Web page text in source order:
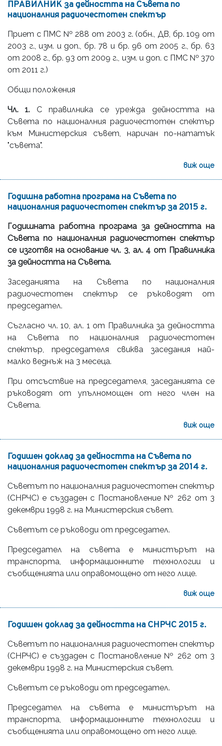
ПРАВИЛНИК за дейността на Съвета по
националния радиочестотен спектър
Приет с ПМС № 288 от 2003 г. (обн., ДВ, бр. 109 от
2003 г., изм. и доп., бр. 78 и бр. 96 от 2005 г., бр. 63
от 2008 г., бр. 93 от 2009 г., изм. и доп. с ПМС № 370
от 2011 г.)
Общи положения
Чл. 1. С правилника се урежда дейността на
Съвета по националния радиочестотен спектър
към Министерския съвет, наричан по-нататък
"съвета".
виж още
Годишна работна програма на Съвета по
националния радиочестотен спектър за 2015 г.
Годишната работна програма за дейността на
Съвета по националния радиочестотен спектър
се изготвя на основание чл. 3, ал. 4 от Правилника
за дейността на Съвета.
Заседанията на Съвета по националния
радиочестотен спектър се ръководят от
председател.
Съгласно чл. 10, ал. 1 от Правилника за дейността
на Съвета по националния радиочестотен
спектър, председателя свиква заседания най-
малко веднъж на 3 месеца.
При отсъствие на председателя, заседанията се
ръководят от упълномощен от него член на
Съвета.
виж още
Годишен доклад за дейността на Съвета по
националния радиочестотен спектър за 2014 г.
Съветът по националния радиочестотен спектър
(СНРЧС) е създаден с Постановление № 262 от 3
декември 1998 г. на Министерския съвет.
Съветът се ръководи от председател.
Председател на съвета е министърът на
транспорта, информационните технологии и
съобщенията или оправомощено от него лице.
виж още
Годишен доклад за дейността на СНРЧС 2015 г.
Съветът по националния радиочестотен спектър
(СНРЧС) е създаден с Постановление № 262 от 3
декември 1998 г. на Министерския съвет.
Съветът се ръководи от председател.
Председател на съвета е министърът на
транспорта, информационните технологии и
съобщенията или оправомощено от него лице.